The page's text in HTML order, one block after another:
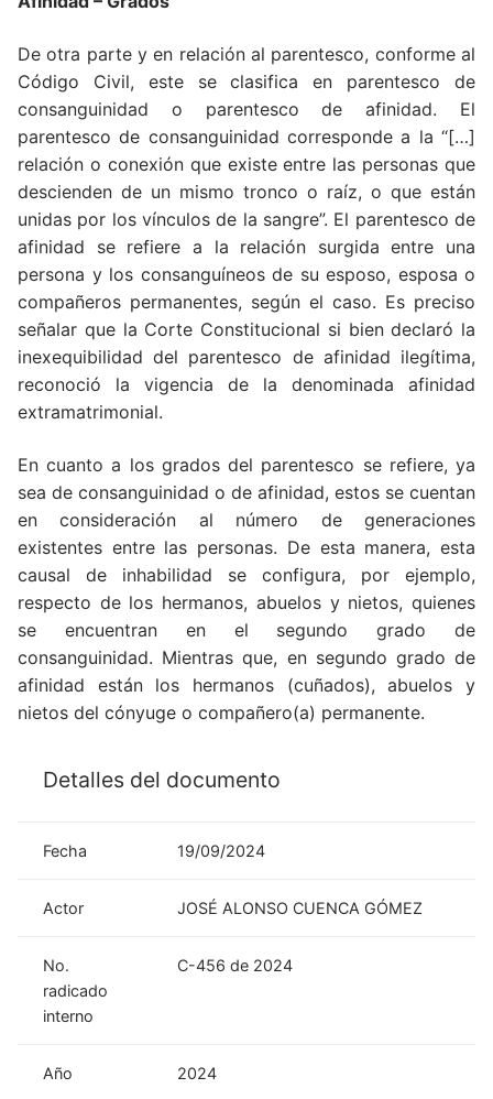
De otra parte y en relación al parentesco, conforme al
Código Civil, este se clasifica en parentesco de
consanguinidad o parentesco de afinidad. El
parentesco de consanguinidad corresponde a la “[…]
relación o conexión que existe entre las personas que
descienden de un mismo tronco o raíz, o que están
unidas por los vínculos de la sangre”. El parentesco de
afinidad se refiere a la relación surgida entre una
persona y los consanguíneos de su esposo, esposa o
compañeros permanentes, según el caso. Es preciso
señalar que la Corte Constitucional si bien declaró la
inexequibilidad del parentesco de afinidad ilegítima,
reconoció la vigencia de la denominada afinidad
extramatrimonial.
En cuanto a los grados del parentesco se refiere, ya
sea de consanguinidad o de afinidad, estos se cuentan
en consideración al número de generaciones
existentes entre las personas. De esta manera, esta
causal de inhabilidad se configura, por ejemplo,
respecto de los hermanos, abuelos y nietos, quienes
se encuentran en el segundo grado de
consanguinidad. Mientras que, en segundo grado de
afinidad están los hermanos (cuñados), abuelos y
nietos del cónyuge o compañero(a) permanente.
Detalles del documento
Fecha 19/09/2024
Actor JOSÉ ALONSO CUENCA GÓMEZ
No.
radicado
interno
C-456 de 2024
Año 2024